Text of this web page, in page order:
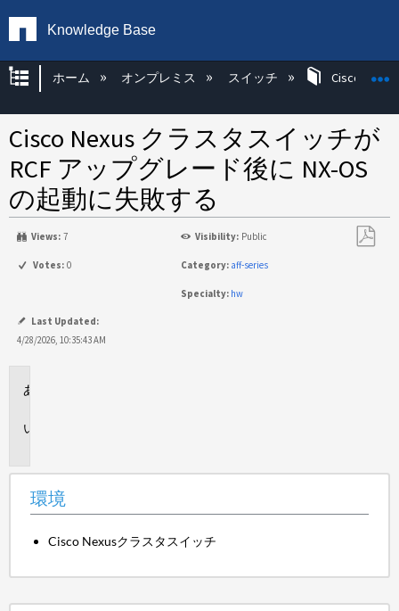
Knowledge Base
グローバル階層を展開/折りたたむ
ホーム オンプレミス スイッチ Cisco KB
Cisco Nexus クラスタスイッチが
RCF アップグレード後に NX-OS
の起動に失敗する
Views: 7 Visibility: Public
Votes: 0 Category: aff-series
Specialty: hw
Last Updated:
4/28/2026, 10:35:43 AM
環境
Cisco Nexusクラスタスイッチ